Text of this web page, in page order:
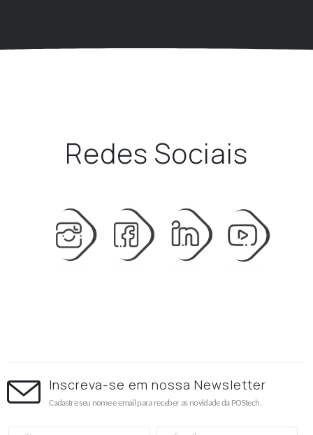
Redes Sociais
Inscreva-se em nossa Newsletter
Cadastre seu nome e email para receber as novidade da POStech.